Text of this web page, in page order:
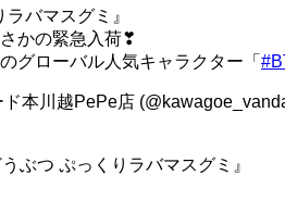
ラバマスグミ』
かの緊急入荷❣
グローバル人気キャラクター「
本川越PePe店
うぶつ ぷっくりラバマスグミ』